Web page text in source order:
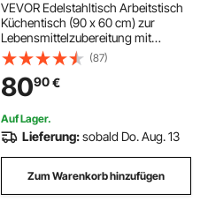
VEVOR Edelstahltisch Arbeitstisch
Küchentisch (90 x 60 cm) zur
Lebensmittelzubereitung mit
Rädern, Zubereitungstisch mit
verstellbaren Unterregal für
Großküchen Restaurants Hotels
Garagen Outdoor
(87)
8090€
Auf Lager.
Lieferung:sobald Do. Aug. 13
Zum Warenkorb hinzufügen